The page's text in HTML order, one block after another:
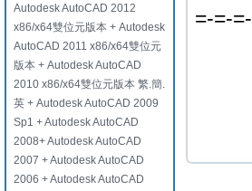
Autodesk AutoCAD 2012
x86/x64雙位元版本 + Autodesk
AutoCAD 2011 x86/x64雙位元
版本 + Autodesk AutoCAD
2010 x86/x64雙位元版本 繁.簡.
英 + Autodesk AutoCAD 2009
Sp1 + Autodesk AutoCAD
2008+ Autodesk AutoCAD
2007 + Autodesk AutoCAD
2006 + Autodesk AutoCAD
=-=-=-